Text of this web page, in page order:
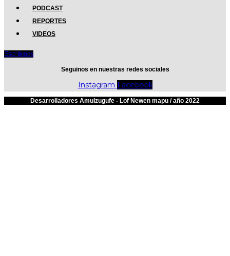
PODCAST
REPORTES
VIDEOS
Escribinos
Seguinos en nuestras redes sociales
Instagram Facebook
Desarrolladores Amulzugufe - Lof Newen mapu / año 2022